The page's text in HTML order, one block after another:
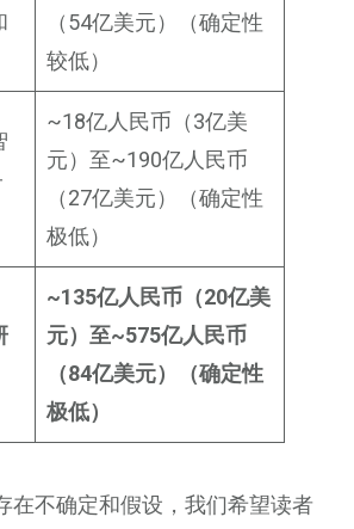
（54亿美元）（确定性
较低）
~18亿人民币（3亿美
元）至~190亿人民币
（27亿美元）（确定性
极低）
~135亿人民币（20亿美
元）至~575亿人民币
（84亿美元）（确定性
极低）
在不确定和假设，我们希望读者